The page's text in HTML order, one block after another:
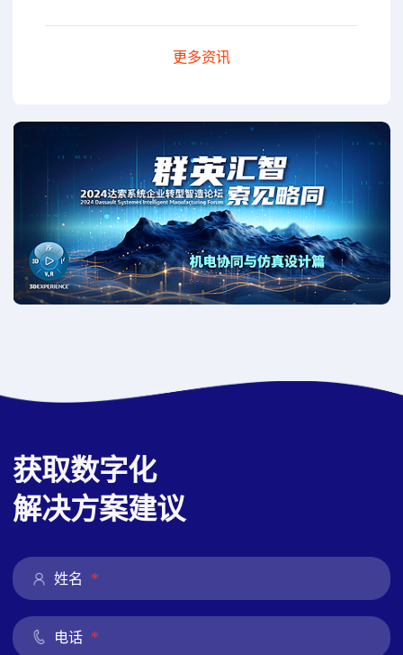
更多资讯
获取数字化
解决方案建议
姓名 *
电话 *